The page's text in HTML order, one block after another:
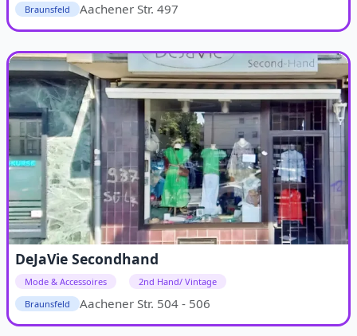
Braunsfeld
Aachener Str. 497
DeJaVie Secondhand
Mode & Accessoires
2nd Hand/ Vintage
Braunsfeld
Aachener Str. 504 - 506